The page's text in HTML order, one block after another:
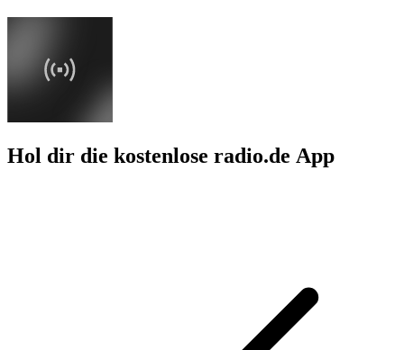
Hol dir die kostenlose radio.de App